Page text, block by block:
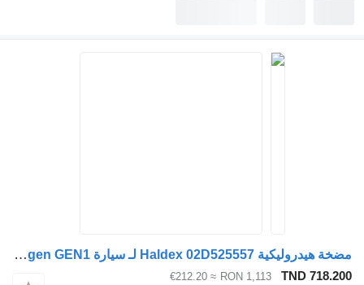
مضخة هيدروليكية Haldex 02D525557 لـ سيارة Volkswagen GEN1
TND 718.200
RON 1,113
≈ €212.20